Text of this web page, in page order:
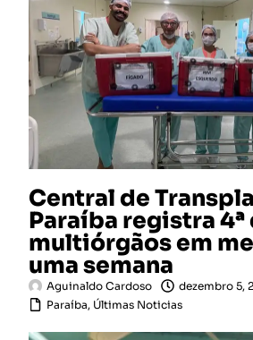
Central de
Paraíba registra 4ª
multiórgãos em
uma semana
Aguinaldo Cardoso
dezembro 5,
Paraíba, Últimas Noticias